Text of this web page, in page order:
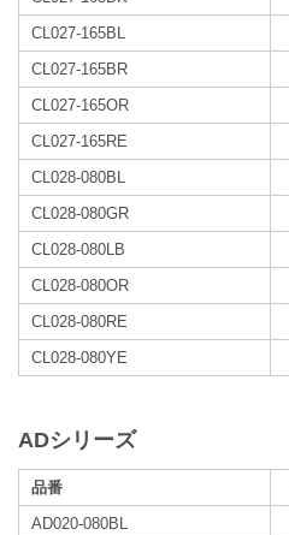
CL027-165BL
CL027-165BR
CL027-165OR
CL027-165RE
CL028-080BL
CL028-080GR
CL028-080LB
CL028-080OR
CL028-080RE
CL028-080YE
ADシリーズ
品番
AD020-080BL